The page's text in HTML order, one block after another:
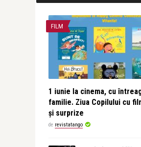
FILM
1 iunie la cinema, cu
familie. Ziua Copilului cu
și surprize
de revistatango